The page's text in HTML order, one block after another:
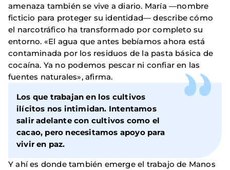
amenaza también se vive a diario. María —nombre
ficticio para proteger su identidad— describe cómo
el narcotráfico ha transformado por completo su
entorno. «El agua que antes bebíamos ahora está
contaminada por los residuos de la pasta básica de
cocaína. Ya no podemos pescar ni confiar en las
fuentes naturales», afirma.
Los que trabajan en los cultivos
ilícitos nos intimidan. Intentamos
salir adelante con cultivos como el
cacao, pero necesitamos apoyo para
vivir en paz.
Y ahí es donde también emerge el trabajo de Manos